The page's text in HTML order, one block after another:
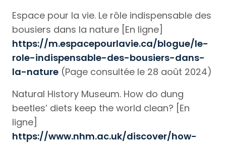
Espace pour la vie. Le rôle indispensable des
bousiers dans la nature [En ligne]
https://m.espacepourlavie.ca/blogue/le-
role-indispensable-des-bousiers-dans-
la-nature (Page consultée le 28 août 2024)
Natural History Museum. How do dung
beetles’ diets keep the world clean? [En
ligne]
https://www.nhm.ac.uk/discover/how-